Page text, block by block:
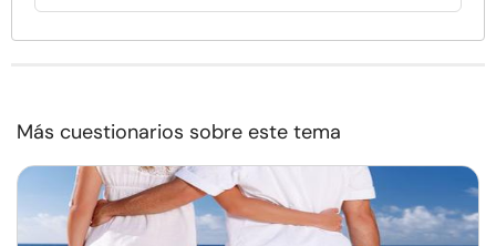
Más cuestionarios sobre este tema